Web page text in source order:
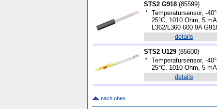
STS2 G918 (85599)
*
Temperatursensor, -
25°C, 1010 Ohm, 5
L362/L360 600 9A
details
STS2 U129 (85600)
*
Temperatursensor, -
25°C, 1010 Ohm, 5
details
nach oben